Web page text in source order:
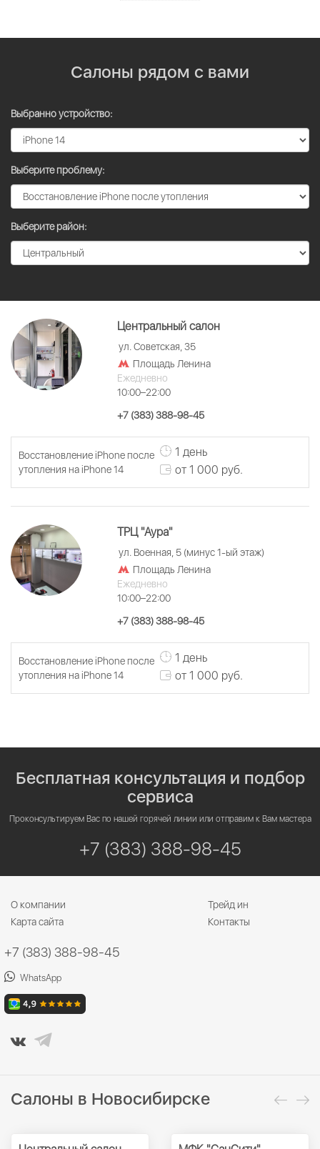
Салоны рядом с вами
Выбранно устройство:
Выберите проблему:
Выберите район:
Центральный салон
ул. Советская, 35
Площадь Ленина
Ежедневно
10:00–22:00
+7 (383) 388-98-45
Восстановление iPhone после
утопления на iPhone 14
1 день
от 1 000 руб.
ТРЦ "Аура"
ул. Военная, 5 (минус 1-ый этаж)
Площадь Ленина
Ежедневно
10:00–22:00
+7 (383) 388-98-45
Восстановление iPhone после
утопления на iPhone 14
1 день
от 1 000 руб.
Бесплатная консультация и подбор
сервиса
Проконсультируем Вас по нашей горячей линии или отправим к Вам мастера
+7 (383) 388-98-45
О компании
Трейд ин
Карта сайта
Контакты
+7 (383) 388-98-45
WhatsApp
Салоны в Новосибирске